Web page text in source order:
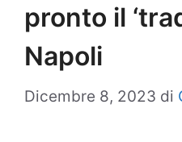
pronto il
Napoli
Dicembre 8, 2023 di